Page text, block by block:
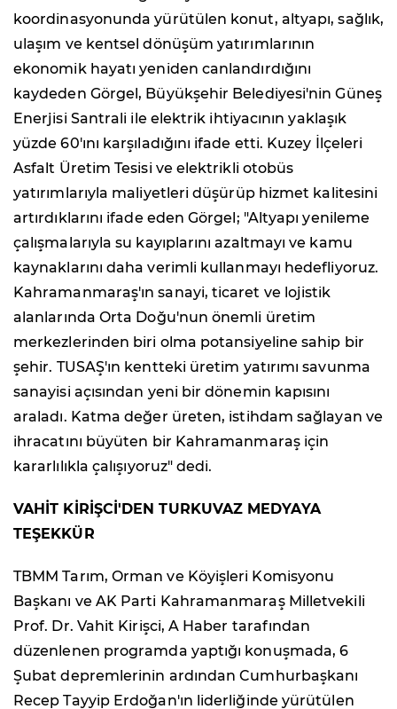
koordinasyonunda yürütülen konut, altyapı, sağlık,
ulaşım ve kentsel dönüşüm yatırımlarının
ekonomik hayatı yeniden canlandırdığını
kaydeden Görgel, Büyükşehir Belediyesi'nin Güneş
Enerjisi Santrali ile elektrik ihtiyacının yaklaşık
yüzde 60'ını karşıladığını ifade etti. Kuzey İlçeleri
Asfalt Üretim Tesisi ve elektrikli otobüs
yatırımlarıyla maliyetleri düşürüp hizmet kalitesini
artırdıklarını ifade eden Görgel; "Altyapı yenileme
çalışmalarıyla su kayıplarını azaltmayı ve kamu
kaynaklarını daha verimli kullanmayı hedefliyoruz.
Kahramanmaraş'ın sanayi, ticaret ve lojistik
alanlarında Orta Doğu'nun önemli üretim
merkezlerinden biri olma potansiyeline sahip bir
şehir. TUSAŞ'ın kentteki üretim yatırımı savunma
sanayisi açısından yeni bir dönemin kapısını
araladı. Katma değer üreten, istihdam sağlayan ve
ihracatını büyüten bir Kahramanmaraş için
kararlılıkla çalışıyoruz" dedi.
VAHİT KİRİŞCİ'DEN TURKUVAZ MEDYAYA
TEŞEKKÜR
TBMM Tarım, Orman ve Köyişleri Komisyonu
Başkanı ve AK Parti Kahramanmaraş Milletvekili
Prof. Dr. Vahit Kirişci, A Haber tarafından
düzenlenen programda yaptığı konuşmada, 6
Şubat depremlerinin ardından Cumhurbaşkanı
Recep Tayyip Erdoğan'ın liderliğinde yürütülen